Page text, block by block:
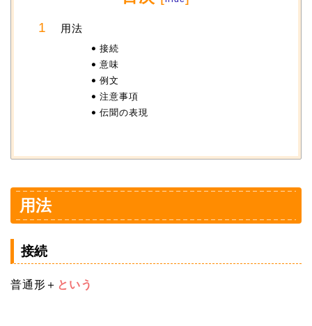
用法
接続
意味
例文
注意事項
伝聞の表現
用法
接続
普通形＋ という